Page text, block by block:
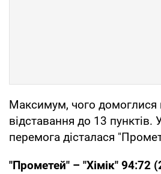
Максимум, чого домоглися
відставання до 13 пунктів.
перемога дісталася
"Прометей" – "Хімік" 94:72